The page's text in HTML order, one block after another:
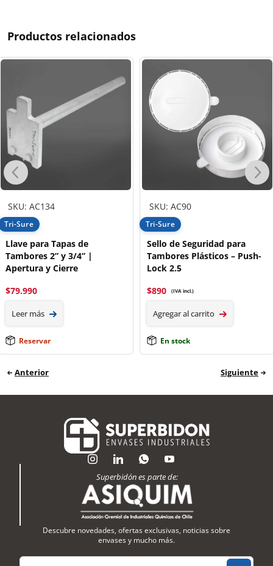
Productos relacionados
SKU: AC134
Tri-Sure
Llave para Tapas de
Tambores 2” y 3/4” |
Apertura y Cierre
$79.990
Leer más
Reservar
SKU: AC90
Tri-Sure
Sello de Seguridad para
Tambores Plásticos – Push-
Lock 2.5
$890 (IVA incl.)
Agregar al carrito
En stock
Anterior Siguiente
Superbidón es parte de:
Descubre novedades, ofertas exclusivas, noticias sobre
envases y mucho más.